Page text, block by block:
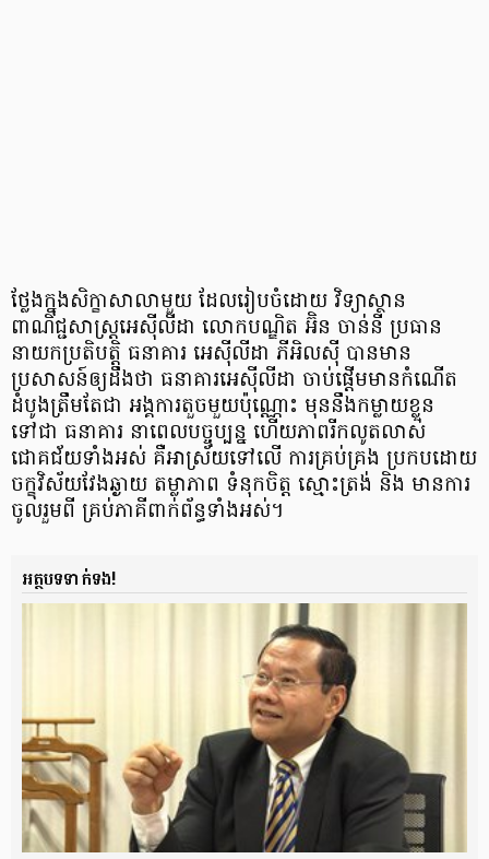
ថ្លែងក្នុងសិក្ខាសាលា​មួយ ដែលរៀបចំដោយ វិទ្យាស្ថាន​
ពាណិជ្ជសាស្រ្ត​អេស៊ីលីដា លោកបណ្ឌិត អ៊ិន ចាន់នី ប្រធាន​
នាយកប្រតិបត្តិ ធនាគារ អេស៊ីលីដា ភីអិលស៊ី បានមាន​
ប្រសាសន៍​ឲ្យដឹងថា ធនាគារ​អេស៊ីលីដា ចាប់ផ្តើម​មានកំណើត​
ដំបូងត្រឹមតែ​ជា អង្គការតួច​មួយ​ប៉ុណ្ណោះ មុននឹង​កម្លាយ​ខ្លួន
ទៅជា ធនាគារ នាពេលបច្ចុប្បន្ន ហើយភាព​រីកលូត​លាស់​
ជោគជ័យ​ទាំងអស់ គឺអាស្រ័យទៅ​លើ ការគ្រប់គ្រង ប្រកប​ដោយ​
ចក្ខុវិស័យ​វែងឆ្ងាយ តម្លាភាព ទំនុកចិត្ត ស្មោះត្រង់ និង មានការ
ចូលរួម​ពី គ្រប់ភាគី​ពាក់ព័ន្ធ​ទាំងអស់។
អត្ថបទទាក់ទង!